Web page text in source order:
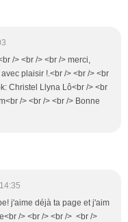
/> <br /> <br /> merci,
plaisir !.<br /> <br /> <br
Christel Llyna Lô<br /> <br
/> <br /> <br /> Bonne
j'aime déjà ta page et j'aim
/> <br /> <br /> <br />